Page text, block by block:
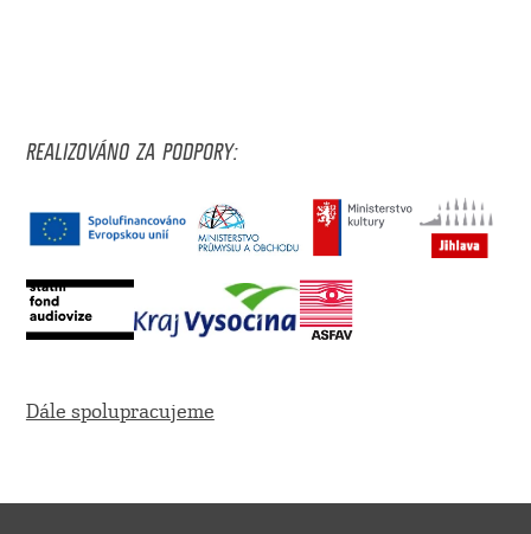
REALIZOVÁNO ZA PODPORY:
Dále spolupracujeme